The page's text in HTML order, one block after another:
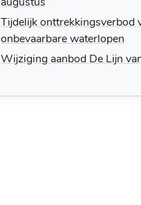
Tijdelijk onttrekkingsverbod
onbevaarbare waterlopen
Wijziging aanbod De Lijn